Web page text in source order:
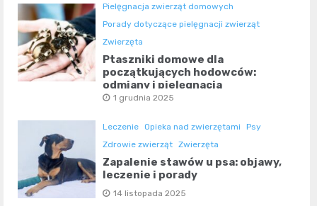
Pielęgnacja zwierząt domowych
Porady dotyczące pielęgnacji zwierząt
Zwierzęta
Ptaszniki domowe dla
początkujących hodowców:
odmiany i pielęgnacja
1 grudnia 2025
Leczenie Opieka nad zwierzętami
Psy
Zdrowie zwierząt Zwierzęta
Zapalenie stawów u psa: objawy,
leczenie i porady
14 listopada 2025